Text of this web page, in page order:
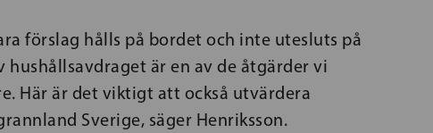
förslag hålls på bordet och inte utesluts på
är en av de åtgärder vi
Här är det viktigt att också utvärdera
Sverige, säger Henriksson.